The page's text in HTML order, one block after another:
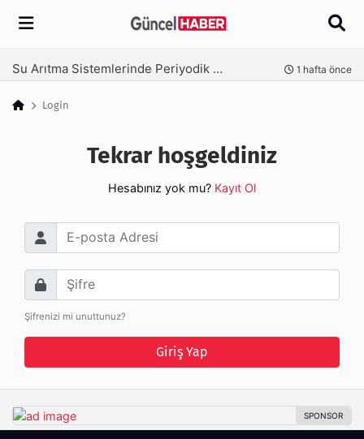
Arama
Su Arıtma Sistemlerinde Periyodik Bakım Neden Kritik? 1 hafta önce
Login
Tekrar hoşgeldiniz
Hesabınız yok mu? Kayıt Ol
E-posta Adresi
Şifre
Şifrenizi mi unuttunuz?
Giriş Yap